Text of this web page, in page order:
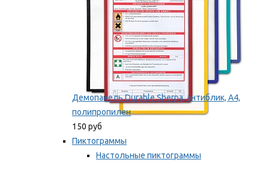
Демопанель Durable Sherpa, антиблик, А4,
полипропилен
150 руб
Пиктограммы
Настольные пиктограммы